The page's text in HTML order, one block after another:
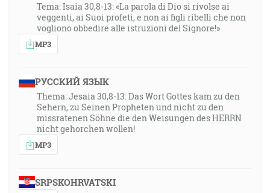
Tema: Isaia 30,8-13: «La parola di Dio si rivolse ai
veggenti, ai Suoi profeti, e non ai figli ribelli che non
vogliono obbedire alle istruzioni del Signore!»
MP3
РУССКИЙ ЯЗЫК
Thema: Jesaia 30,8-13: Das Wort Gottes kam zu den
Sehern, zu Seinen Propheten und nicht zu den
missratenen Söhne die den Weisungen des HERRN
nicht gehorchen wollen!
MP3
SRPSKOHRVATSKI